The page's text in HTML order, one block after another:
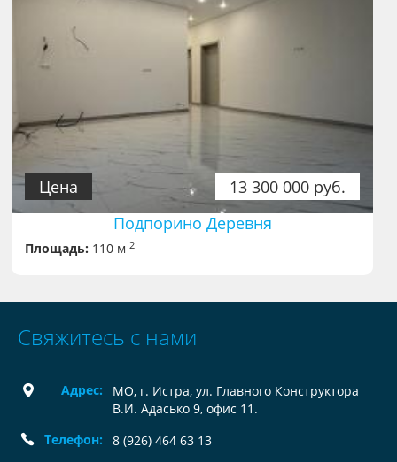
13 300 000 руб.
Цена
Подпорино Деревня
Площадь: 110 м2
Свяжитесь с нами
Адрес:
МО, г. Истра, ул. Главного Конструктора
В.И. Адасько 9, офис 11.
Телефон:
8 (926) 464 63 13